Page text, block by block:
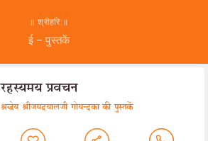
॥ श्रीहरि:॥
ई – पुस्तकें
रहस्यमय प्रवचन
श्रद्धेय श्रीजयदयालजी गोयन्दका की पुस्तकें